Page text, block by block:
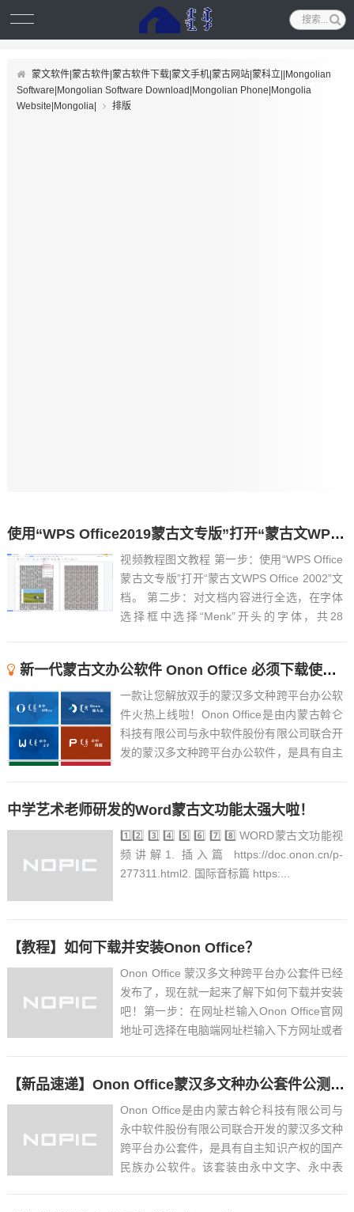
蒙文软件|蒙古软件|蒙古软件下载|蒙文手机|蒙古网站|蒙科立||Mongolian
Software|Mongolian Software Download|Mongolian Phone|Mongolia
Website|Mongolia|
排版
使用“WPS Office2019蒙古文专版”打开“蒙古文WPS Office 2002”文档(教程）
视频教程图文教程 第一步：使用“WPS Office
蒙古文专版”打开“蒙古文WPS Office 2002”文
档。 第二步：对文档内容进行全选，在字体
选择框中选择“Menk”开头的字体，共28
新一代蒙古文办公软件 Onon Office 必须下载使用！
一款让您解放双手的蒙汉多文种跨平台办公软
件火热上线啦！Onon Office是由内蒙古斡仑
科技有限公司与永中软件股份有限公司联合开
发的蒙汉多文种跨平台办公软件，是具有自主
文智能化工具集、Onon输入法、精品蒙...
中学艺术老师研发的Word蒙古文功能太强大啦！
1️⃣2️⃣ 3️⃣ 4️⃣ 5️⃣ 6️⃣ 7️⃣ 8️⃣ WORD蒙古文功能视
频讲解1. 插入篇 https://doc.onon.cn/p-
277311.html2. 国际音标篇 https:...
【教程】如何下载并安装Onon Office？
Onon Office 蒙汉多文种跨平台办公套件已经
发布了，现在就一起来了解下如何下载并安装
吧！第一步：在网址栏输入Onon Office官网
地址可选择在电脑端网址栏输入下方网址或者
载按钮并下载第三步：从下载的位...
【新品速递】Onon Office蒙汉多文种办公套件公测啦！
Onon Office是由内蒙古斡仑科技有限公司与
永中软件股份有限公司联合开发的蒙汉多文种
跨平台办公套件，是具有自主知识产权的国产
民族办公软件。该套装由永中文字、永中表